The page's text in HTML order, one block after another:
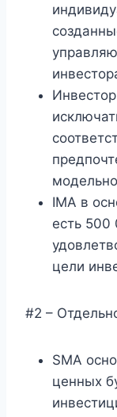
IMA в
есть 500
цели
#2 –
SMA
ценных